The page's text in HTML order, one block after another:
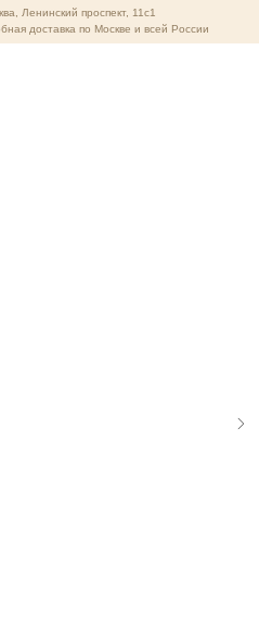
Ленинский проспект, 11с1
доставка по Москве и всей России